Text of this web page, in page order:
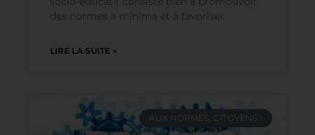
Si, comme nous l’avons vu, dans notre
épisode 2, la finalité de l’accompagnement
des normes a minima et à favoriser